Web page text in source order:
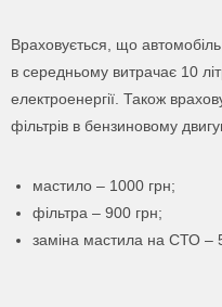
Враховується, що
в середньому витрачає 10
електроенергії. Також
фільтрів в бензиновому
мастило – 1000 грн;
фільтра – 900 грн;
заміна мастила на СТО –